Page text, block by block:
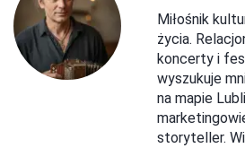
Miłośnik
życia.
koncerty i
wyszukuje
na mapie
storyteller.